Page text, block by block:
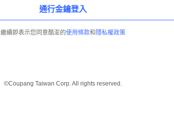
通行金鑰登入
繼續即表示您同意酷澎的使用條款和 隱私權政策
©Coupang Taiwan Corp. All rights reserved.